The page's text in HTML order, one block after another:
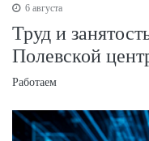
6 августа
Труд и
Полевской
Работаем